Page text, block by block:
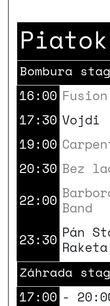
Piatok
Bombura
16:00
17:30 Vojdi
19:00
20:30 Bez
22:00 Band
23:30 Pán
Raketa
Záhrada
17:00 -